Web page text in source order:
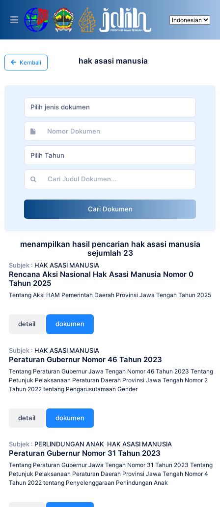
This
includes
accessibility
system.
Kembali hak asasi manusia
Pilih jenis dokumen
Pilih Tahun
Cari Dokumen
menampilkan hasil pencarian hak asasi manusia
sejumlah 23
Subjek : HAK ASASI MANUSIA
Rencana Aksi Nasional Hak Asasi Manusia Nomor 0
Tahun 2025
Tentang Aksi HAM Pemerintah Daerah Provinsi Jawa Tengah Tahun 2025
detail dokumen
Subjek : HAK ASASI MANUSIA
Peraturan Gubernur Nomor 46 Tahun 2023
Tentang Peraturan Gubernur Jawa Tengah Nomor 46 Tahun 2023 Tentang
Petunjuk Pelaksanaan Peraturan Daerah Provinsi Jawa Tengah Nomor 2
Tahun 2022 tentang Pengarusutamaan Gender
detail dokumen
Subjek : PERLINDUNGAN ANAK HAK ASASI MANUSIA
Peraturan Gubernur Nomor 31 Tahun 2023
Tentang Peraturan Gubernur Jawa Tengah Nomor 31 Tahun 2023 Tentang
Petunjuk Pelaksanaan Peraturan Daerah Provinsi Jawa Tengah Nomor 4
Tahun 2022 tentang Penyelenggaraan Perlindungan Anak